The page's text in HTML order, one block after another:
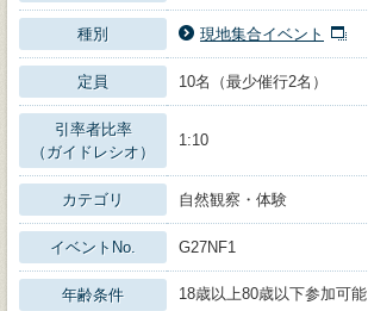
種別 現地集合イベント
定員 10名（最少催行2名）
引率者比率
（ガイドレシオ）
1:10
カテゴリ 自然観察・体験
イベントNo. G27NF1
年齢条件 18歳以上80歳以下参加可能